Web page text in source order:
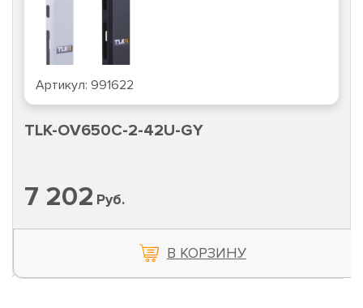
Артикул: 991622
TLK-OV650C-2-42U-GY
7 202 Руб.
В КОРЗИНУ